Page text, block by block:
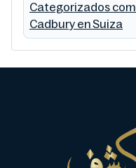
Categorizados
Cadbury en Suiza